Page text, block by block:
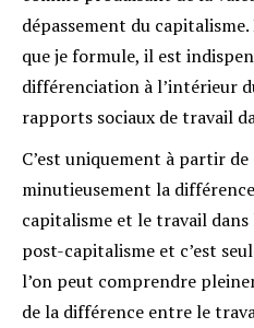
dépassement du
que je formule, il est
différenciation à l’intérieur
rapports sociaux de travail
C’est uniquement à partir
minutieusement la
capitalisme et le travail
post-capitalisme et c’est
l’on peut comprendre
de la différence entre le